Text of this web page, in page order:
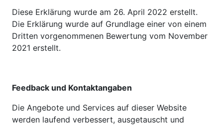
Diese Erklärung wurde am 26. April 2022 erstellt.
Die Erklärung wurde auf Grundlage einer von einem
Dritten vorgenommenen Bewertung vom November
2021 erstellt.
Feedback und Kontaktangaben
Die Angebote und Services auf dieser Website
werden laufend verbessert, ausgetauscht und